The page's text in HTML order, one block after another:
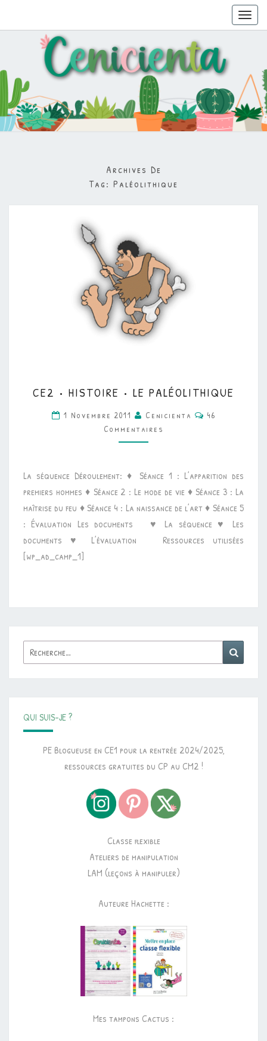
Archives De
Tag: Paléolithique
•
HISTOIRE
•
LE
CE2 • HISTOIRE • LE PALÉOLITHIQUE
1 Novembre 2011 Cenicienta Commentaires
46
Commentaires
La séquence Déroulement: ♦ Séance 1 : L’apparition des
premiers hommes ♦ Séance 2 : Le mode de vie ♦ Séance 3 : La
maîtrise du feu ♦ Séance 4 : La naissance de l’art ♦ Séance 5
: Évaluation Les documents ♥ La séquence ♥ Les
documents ♥ L’évaluation Ressources utilisées
[wp_ad_camp_1]
Rechercher :
QUI SUIS-JE ?
PE Blogueuse en CE1 pour la rentrée 2024/2025,
ressources gratuites du CP au CM2 !
Classe flexible
Ateliers de manipulation
LAM (leçons à manipuler)
Auteure Hachette :
Mes tampons Cactus :